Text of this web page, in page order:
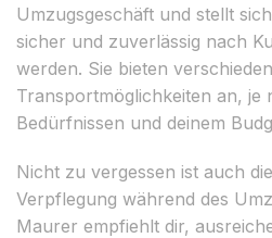
Umzugsgeschäft und stellt
sicher und zuverlässig nach
werden. Sie bieten
Transportmöglichkeiten an, je
Bedürfnissen und deinem
Nicht zu vergessen ist auch
Verpflegung während des
Maurer empfiehlt dir,